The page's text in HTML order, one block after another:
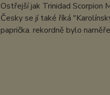
Ostřejší jak Trinidad Scorpion
Česky se jí také říká
paprička. rekordně bylo